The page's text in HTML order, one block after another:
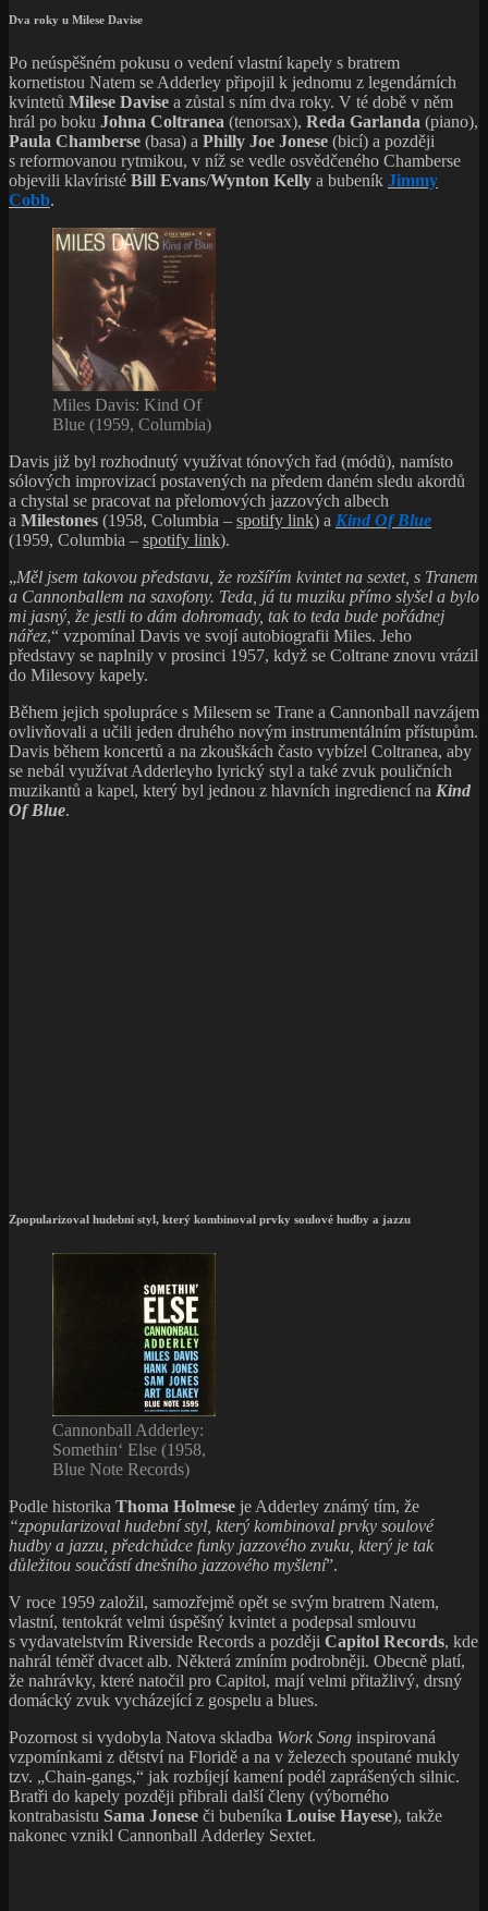
Dva roky u Milese Davise
Po neúspěšném pokusu o vedení vlastní kapely s bratrem
kornetistou Natem se Adderley připojil k jednomu z legendárních
kvintetů Milese Davise a zůstal s ním dva roky. V té době v něm
hrál po boku Johna Coltranea (tenorsax), Reda Garlanda (piano),
Paula Chamberse (basa) a Philly Joe Jonese (bicí) a později
s reformovanou rytmikou, v níž se vedle osvědčeného Chamberse
objevili klavíristé Bill Evans/Wynton Kelly a bubeník Jimmy
Cobb.
Miles Davis: Kind Of
Blue (1959, Columbia)
Davis již byl rozhodnutý využívat tónových řad (módů), namísto
sólových improvizací postavených na předem daném sledu akordů
a chystal se pracovat na přelomových jazzových albech
a Milestones (1958, Columbia – spotify link) a Kind Of Blue
(1959, Columbia – spotify link).
„Měl jsem takovou představu, že rozšířím kvintet na sextet, s Tranem
a Cannonballem na saxofony. Teda, já tu muziku přímo slyšel a bylo
mi jasný, že jestli to dám dohromady, tak to teda bude pořádnej
nářez,“ vzpomínal Davis ve svojí autobiografii Miles. Jeho
představy se naplnily v prosinci 1957, když se Coltrane znovu vrázil
do Milesovy kapely.
Během jejich spolupráce s Milesem se Trane a Cannonball navzájem
ovlivňovali a učili jeden druhého novým instrumentálním přístupům.
Davis během koncertů a na zkouškách často vybízel Coltranea, aby
se nebál využívat Adderleyho lyrický styl a také zvuk pouličních
muzikantů a kapel, který byl jednou z hlavních ingrediencí na Kind
Of Blue.
Zpopularizoval hudební styl, který kombinoval prvky soulové hudby a jazzu
Cannonball Adderley:
Somethin‘ Else (1958,
Blue Note Records)
Podle historika Thoma Holmese je Adderley známý tím, že
“zpopularizoval hudební styl, který kombinoval prvky soulové
hudby a jazzu, předchůdce funky jazzového zvuku, který je tak
důležitou součástí dnešního jazzového myšlení”.
V roce 1959 založil, samozřejmě opět se svým bratrem Natem,
vlastní, tentokrát velmi úspěšný kvintet a podepsal smlouvu
s vydavatelstvím Riverside Records a později Capitol Records, kde
nahrál téměř dvacet alb. Některá zmíním podrobněji. Obecně platí,
že nahrávky, které natočil pro Capitol, mají velmi přitažlivý, drsný
domácký zvuk vycházející z gospelu a blues.
Pozornost si vydobyla Natova skladba Work Song inspirovaná
vzpomínkami z dětství na Floridě a na v železech spoutané mukly
tzv. „Chain-gangs,“ jak rozbíjejí kamení podél zaprášených silnic.
Bratři do kapely později přibrali další členy (výborného
kontrabasistu Sama Jonese či bubeníka Louise Hayese), takže
nakonec vznikl Cannonball Adderley Sextet.